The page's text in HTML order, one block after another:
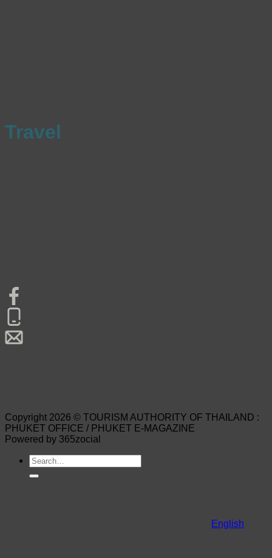
Travel
Copyright 2026 © TOURISM AUTHORITY OF THAILAND :
PHUKET OFFICE / PHUKET E-MAGAZINE
Powered by 365zocial
English